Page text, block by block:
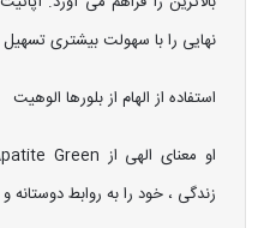
نهایی را با سهولت بیشتری
استفاده از الهام از بلورها الوهیت
زندگی ، خود را به روابط دوستانه